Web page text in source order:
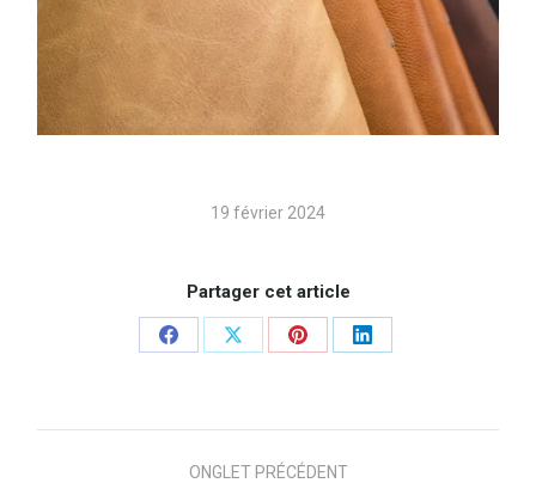
19 février 2024
Partager cet article
Share
Share
Share
Share
ONGLET PRÉCÉDENT